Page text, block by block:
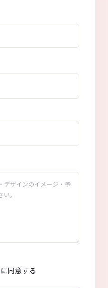
に同意する